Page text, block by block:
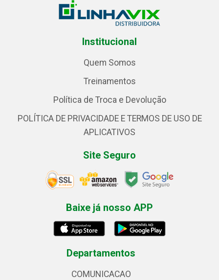
Institucional
Quem Somos
Treinamentos
Política de Troca e Devolução
POLÍTICA DE PRIVACIDADE E TERMOS DE USO DE
APLICATIVOS
Site Seguro
Baixe já nosso APP
Departamentos
COMUNICACAO